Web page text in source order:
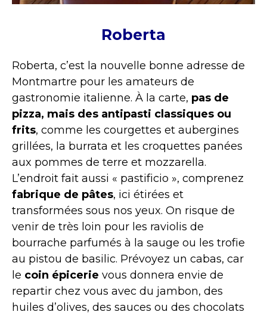
Roberta
Roberta, c’est la nouvelle bonne adresse de
Montmartre pour les amateurs de
gastronomie italienne. À la carte, pas de
pizza, mais des antipasti classiques ou
frits, comme les courgettes et aubergines
grillées, la burrata et les croquettes panées
aux pommes de terre et mozzarella.
L’endroit fait aussi « pastificio », comprenez
fabrique de pâtes, ici étirées et
transformées sous nos yeux. On risque de
venir de très loin pour les raviolis de
bourrache parfumés à la sauge ou les trofie
au pistou de basilic. Prévoyez un cabas, car
le coin épicerie vous donnera envie de
repartir chez vous avec du jambon, des
huiles d’olives, des sauces ou des chocolats